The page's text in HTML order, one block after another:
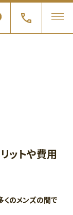
ットや費用
くのメンズの間で